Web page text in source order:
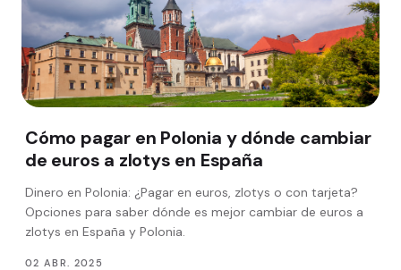
Cómo pagar en Polonia y dónde cambiar
de euros a zlotys en España
Dinero en Polonia: ¿Pagar en euros, zlotys o con tarjeta?
Opciones para saber dónde es mejor cambiar de euros a
zlotys en España y Polonia.
02 ABR. 2025